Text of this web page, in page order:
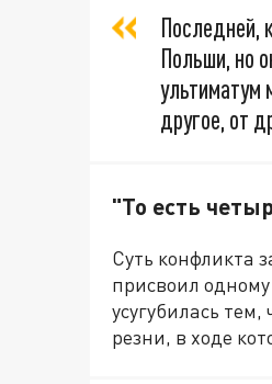
Последней,
Польши, но
ультиматум
другое, от
"То есть
Суть конфликта
присвоил
усугубилась
резни, в ходе